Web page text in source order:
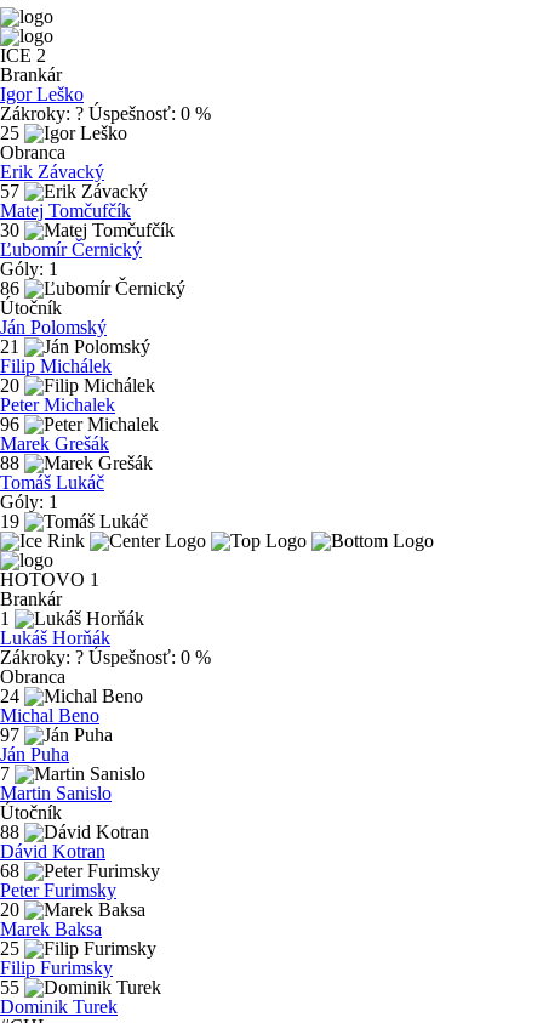
ICE 2
Brankár
Igor Leško
Zákroky: ? Úspešnosť: 0 %
25
Obranca
Erik Závacký
57
Matej Tomčufčík
30
Ľubomír Černický
Góly: 1
86
Útočník
Ján Polomský
21
Filip Michálek
20
Peter Michalek
96
Marek Grešák
88
Tomáš Lukáč
Góly: 1
19
HOTOVO 1
Brankár
1
Lukáš Horňák
Zákroky: ? Úspešnosť: 0 %
Obranca
24
Michal Beno
97
Ján Puha
7
Martin Sanislo
Útočník
88
Dávid Kotran
68
Peter Furimsky
20
Marek Baksa
25
Filip Furimsky
55
Dominik Turek